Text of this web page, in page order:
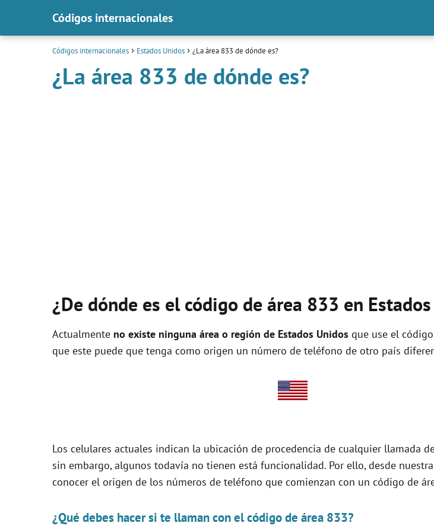
Códigos internacionales
Códigos internacionales Estados Unidos ¿La área 833 de dónde es?
¿La área 833 de dónde es?
¿De dónde es el código de área 833 en
Actualmente no existe ninguna área o región de Estados Unidos que use el
que este puede que tenga como origen un número de teléfono de otro país
Los celulares actuales indican la ubicación de procedencia de cualquier llamada
sin embargo, algunos todavía no tienen está funcionalidad. Por ello, desde
conocer el origen de los números de teléfono que comienzan con un código de
¿Qué debes hacer si te llaman con el código de área 833?